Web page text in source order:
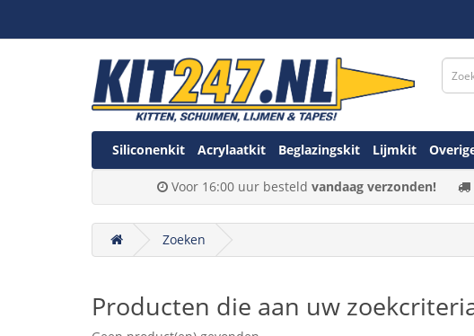
Siliconenkit Acrylaatkit Beglazingskit Lijmkit
Voor 16:00 uur besteld vandaag verzonden!
Zoeken
Producten die aan uw